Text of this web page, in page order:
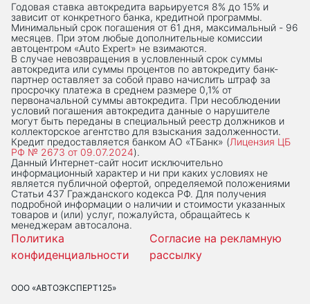
Годовая ставка автокредита варьируется 8% до 15% и
зависит от конкретного банка, кредитной программы.
Минимальный срок погашения от 61 дня, максимальный - 96
месяцев. При этом любые дополнительные комиссии
автоцентром «Auto Expert» не взимаются.
В случае невозвращения в условленный срок суммы
автокредита или суммы процентов по автокредиту банк-
партнер оставляет за собой право начислить штраф за
просрочку платежа в среднем размере 0,1% от
первоначальной суммы автокредита. При несоблюдении
условий погашения автокредита данные о нарушителе
могут быть переданы в специальный реестр должников и
коллекторское агентство для взыскания задолженности.
Кредит предоставляется банком АО «ТБанк» (Лицензия ЦБ
РФ № 2673 от 09.07.2024).
Данный Интернет-сaйт носит исключительно
информационный характер и ни при каких условиях не
является публичной офертой, определяемой положениями
Статьи 437 Гражданского кодекса РФ. Для получения
подробной информации о наличии и стоимости указанных
товаров и (или) услуг, пожалуйста, обращайтесь к
менеджерам автосалона.
Политика
конфиденциальности
Согласие на рекламную
рассылку
ООО «АВТОЭКСПЕРТ125»